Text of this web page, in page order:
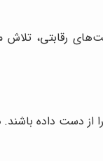
رقابتی،
دست داده باشند.